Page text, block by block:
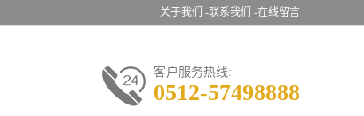
关于我们 -联系我们 -在线留言
客户服务热线:
0512-57498888